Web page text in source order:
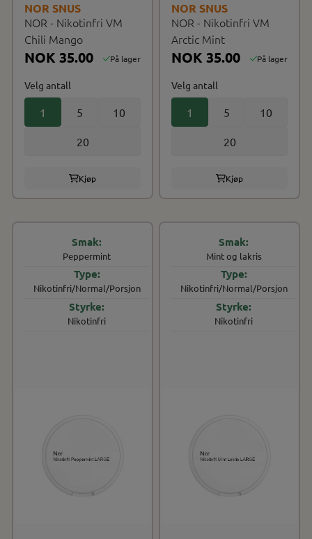
NOR SNUS
NOR - Nikotinfri VM
Chili Mango
NOK 35.00 På lager
Velg antall
1 5 10
20
Kjøp
NOR SNUS
NOR - Nikotinfri VM
Arctic Mint
NOK 35.00 På lager
Velg antall
1 5 10
20
Kjøp
Peppermint
Nikotinfri/Normal/Porsjon
Nikotinfri
Mint og lakris
Nikotinfri/Normal/Porsjon
Nikotinfri